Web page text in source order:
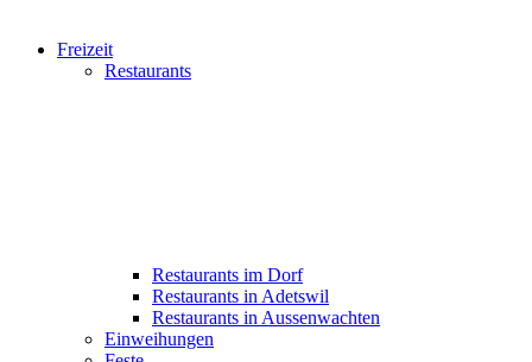
Freizeit
Restaurants
Restaurants im Dorf
Restaurants in Adetswil
Restaurants in Aussenwachten
Einweihungen